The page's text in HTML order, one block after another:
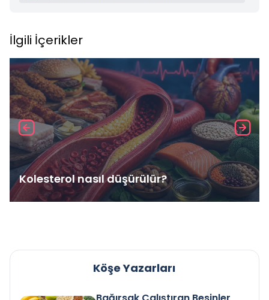
İlgili İçerikler
Kolesterol nasıl düşürülür?
Köşe Yazarları